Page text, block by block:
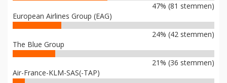
47% (81 stemmen)
European Airlines Group (EAG)
24% (42 stemmen)
The Blue Group
21% (36 stemmen)
Air-France-KLM-SAS(-TAP)